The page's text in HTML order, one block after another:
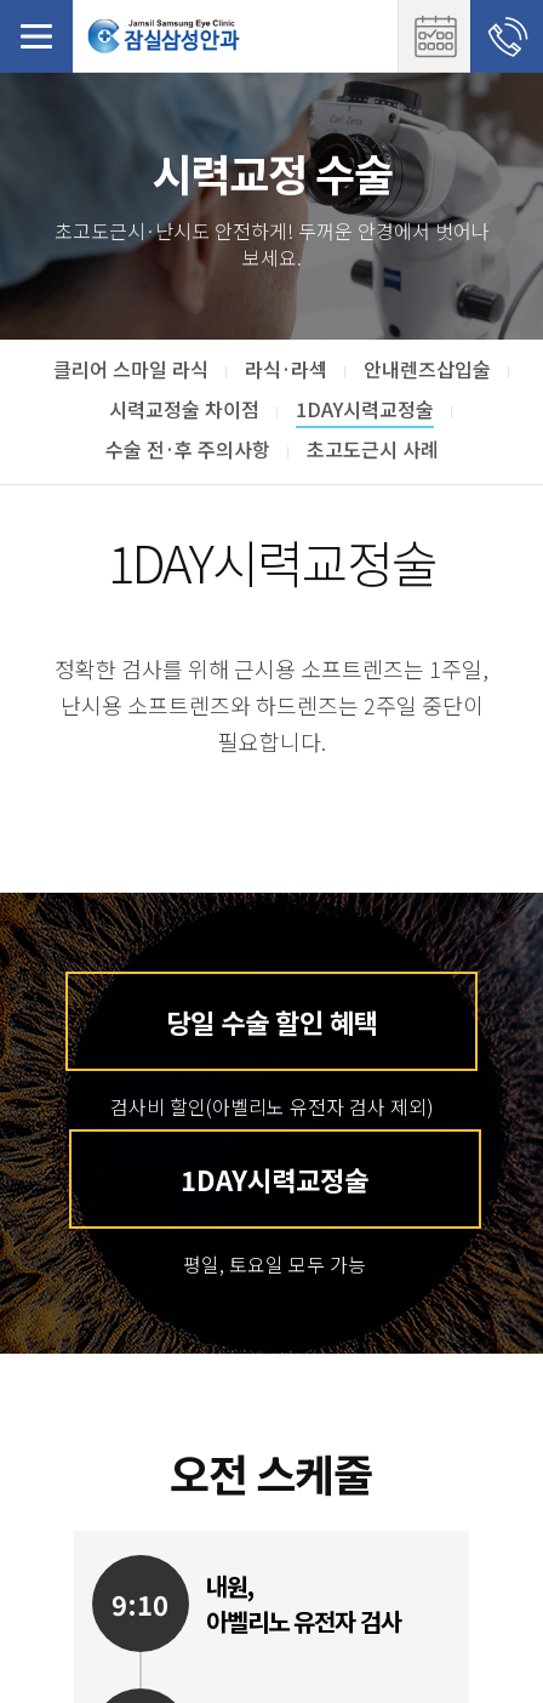
시력교정 수술
초고도근시·난시도 안전하게! 두꺼운 안경에서 벗어나
보세요.
클리어 스마일 라식 라식·라섹
안내렌즈삽입술
시력교정술 차이점
1DAY시력교정술
수술 전·후 주의사항
초고도근시 사례
1DAY시력교정술
정확한 검사를 위해 근시용 소프트렌즈는 1주일,
난시용 소프트렌즈와 하드렌즈는 2주일 중단이
필요합니다.
당일 수술 할인 혜택
검사비 할인(아벨리노 유전자 검사 제외)
1DAY시력교정술
평일, 토요일 모두 가능
오전 스케줄
9:10
내원,
아벨리노 유전자 검사